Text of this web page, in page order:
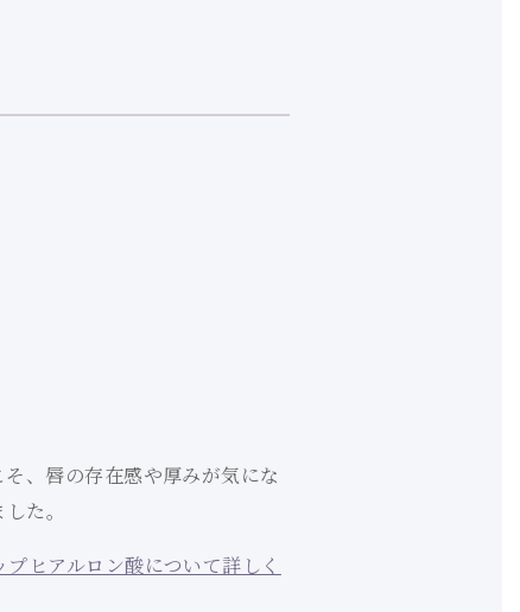
、唇の存在感や厚みが気にな
た。
プヒアルロン酸について詳しく